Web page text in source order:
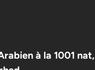
à la 1001 nat,